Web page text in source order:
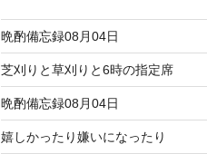
晩酌備忘録08月04日
芝刈りと草刈りと6時の指定席
晩酌備忘録08月04日
嬉しかったり嫌いになったり